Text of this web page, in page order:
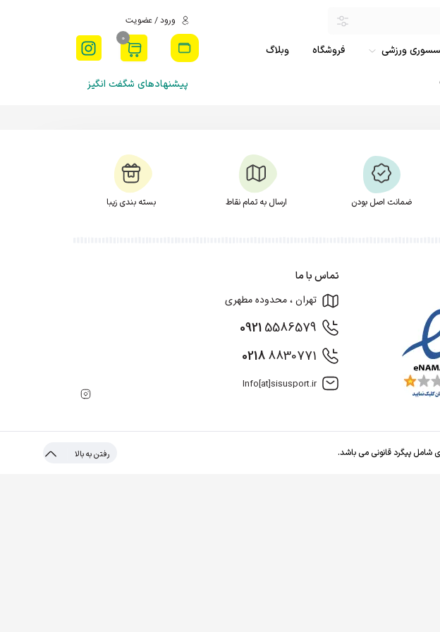
ورزشی فروشگاه وبلاگ
ورود / عضویت
0
پیشنهادهای شگفت انگیز
ضمانت اصل بودن ارسال به تمام نقاط بسته بندی زیبا
تماس با ما
تهران ، محدوده مطهری
09215586579
02188830771
Info[at]sisusport.ir
شامل پیگرد قانونی می باشد. رفتن به بالا